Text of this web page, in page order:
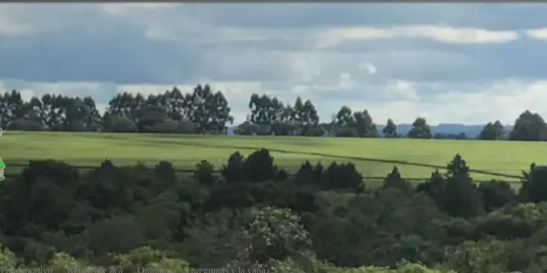
Polideportivo Relatos de acá Opinión 5 preguntas y la yapa